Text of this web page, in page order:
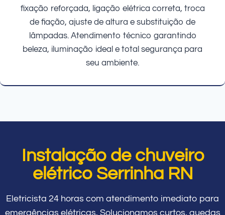
fixação reforçada, ligação elétrica correta, troca
de fiação, ajuste de altura e substituição de
lâmpadas. Atendimento técnico garantindo
beleza, iluminação ideal e total segurança para
seu ambiente.
Instalação de chuveiro
elétrico Serrinha RN
Eletricista 24 horas com atendimento imediato para
emergências elétricas. Solucionamos curtos, quedas